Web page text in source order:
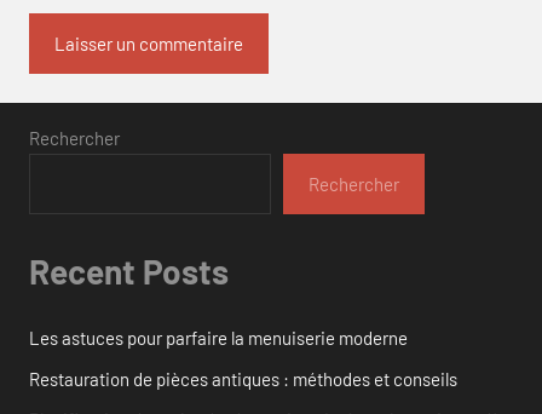
Rechercher
Rechercher
Recent Posts
Les astuces pour parfaire la menuiserie moderne
Restauration de pièces antiques : méthodes et conseils